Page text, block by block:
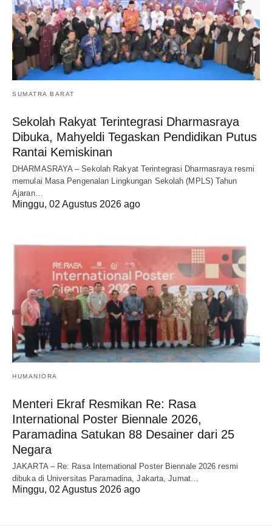
SUMATRA BARAT
Sekolah Rakyat Terintegrasi Dharmasraya
Dibuka, Mahyeldi Tegaskan Pendidikan Putus
Rantai Kemiskinan
DHARMASRAYA – Sekolah Rakyat Terintegrasi Dharmasraya resmi
memulai Masa Pengenalan Lingkungan Sekolah (MPLS) Tahun
Ajaran…
Minggu, 02 Agustus 2026 ago
HUMANIORA
Menteri Ekraf Resmikan Re: Rasa
International Poster Biennale 2026,
Paramadina Satukan 88 Desainer dari 25
Negara
JAKARTA – Re: Rasa International Poster Biennale 2026 resmi
dibuka di Universitas Paramadina, Jakarta, Jumat…
Minggu, 02 Agustus 2026 ago